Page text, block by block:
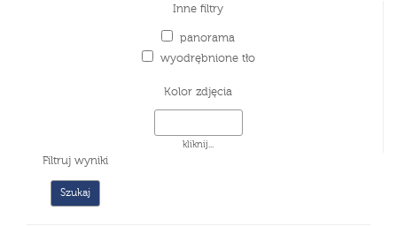
Inne filtry
panorama
wyodrębnione tło
Kolor zdjęcia
kliknij...
Filtruj wyniki